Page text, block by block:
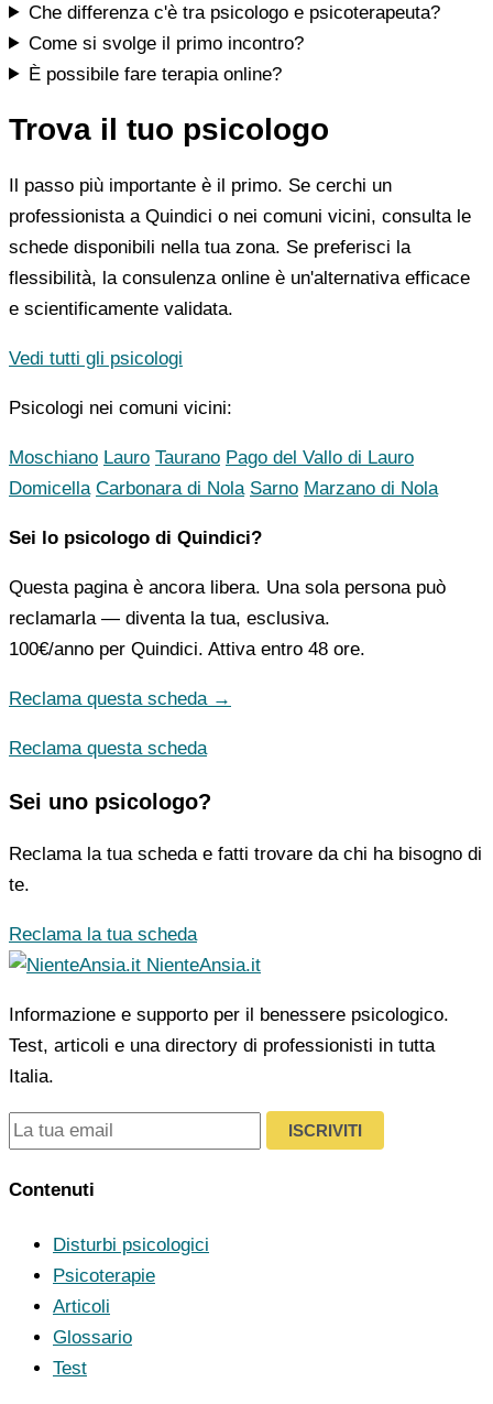
Che differenza c'è tra psicologo e psicoterapeuta?
Come si svolge il primo incontro?
È possibile fare terapia online?
Trova il tuo psicologo
Il passo più importante è il primo. Se cerchi un
professionista a Quindici o nei comuni vicini, consulta le
schede disponibili nella tua zona. Se preferisci la
flessibilità, la consulenza online è un'alternativa efficace
e scientificamente validata.
Vedi tutti gli psicologi
Psicologi nei comuni vicini:
Moschiano Lauro Taurano Pago del Vallo di Lauro
Domicella Carbonara di Nola Sarno Marzano di Nola
Sei lo psicologo di Quindici?
Questa pagina è ancora libera. Una sola persona può
reclamarla — diventa la tua, esclusiva.
100€/anno per Quindici. Attiva entro 48 ore.
Reclama questa scheda →
Reclama questa scheda
Sei uno psicologo?
Reclama la tua scheda e fatti trovare da chi ha bisogno di
te.
Reclama la tua scheda
NienteAnsia.it
Informazione e supporto per il benessere psicologico.
Test, articoli e una directory di professionisti in tutta
Italia.
ISCRIVITI
Contenuti
Disturbi psicologici
Psicoterapie
Articoli
Glossario
Test